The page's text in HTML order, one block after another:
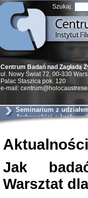
Szukaj:
Centrum Badań nad Zagładą
ul. Nowy Świat 72, 00-330
Palac Staszica pok. 120
e-mail:
Seminarium z
Jarkowskiej o
Aktualności
Jak
Warsztat